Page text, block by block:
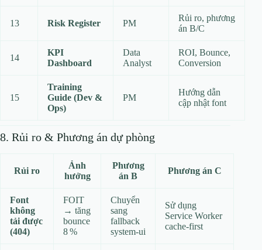
13 Risk Register PM
Rủi ro, phương
án B/C
14
KPI
Dashboard
Data
Analyst
ROI, Bounce,
Conversion
15
Training
Guide (Dev &
Ops)
PM
Hướng dẫn
cập nhật font
8. Rủi ro & Phương án dự phòng
Rủi ro
Ảnh
hưởng
Phương
án B
Phương án C
Font
không
tải được
(404)
FOIT
→ tăng
bounce
8 %
Chuyển
sang
fallback
system‑ui
Sử dụng
Service Worker
cache‑first